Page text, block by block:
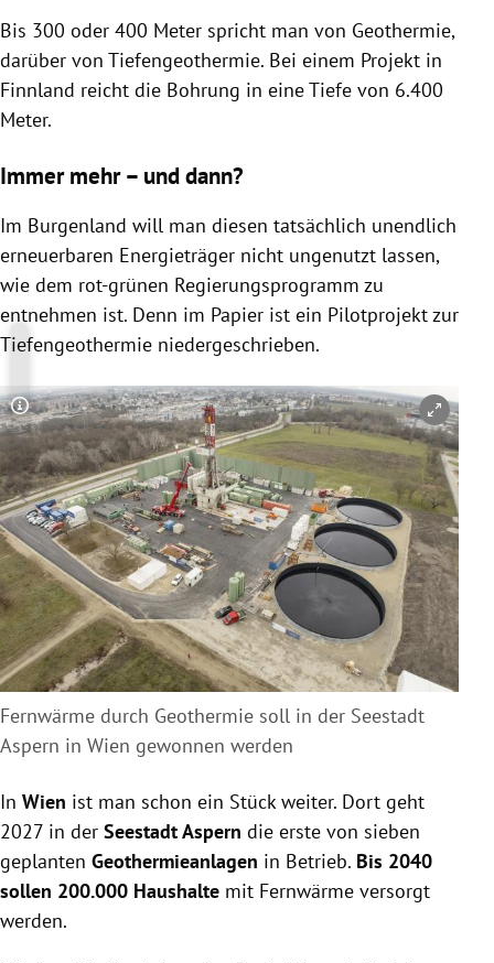
Bis 300 oder 400 Meter spricht man von Geothermie,
darüber von Tiefengeothermie. Bei einem Projekt in
Finnland reicht die Bohrung in eine Tiefe von 6.400
Meter.
Immer mehr – und dann?
Im Burgenland will man diesen tatsächlich unendlich
erneuerbaren Energieträger nicht ungenutzt lassen,
wie dem rot-grünen Regierungsprogramm zu
entnehmen ist. Denn im Papier ist ein Pilotprojekt zur
Tiefengeothermie niedergeschrieben.
Copyright-Hinweis öffnen/schließen
Fernwärme durch Geothermie soll in der Seestadt
Aspern in Wien gewonnen werden
In Wien ist man schon ein Stück weiter. Dort geht
2027 in der Seestadt Aspern die erste von sieben
geplanten Geothermieanlagen in Betrieb. Bis 2040
sollen 200.000 Haushalte mit Fernwärme versorgt
werden.